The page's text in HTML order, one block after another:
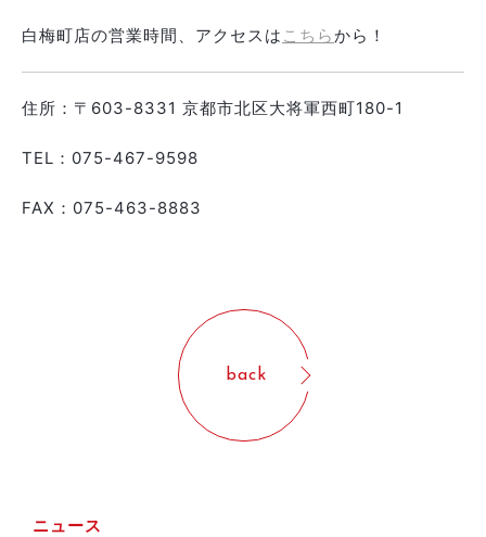
白梅町店の営業時間、アクセスは こちらから！
住所：〒603-8331 京都市北区⼤将軍⻄町180-1
TEL：075-467-9598
FAX：075-463-8883
back
ニュース